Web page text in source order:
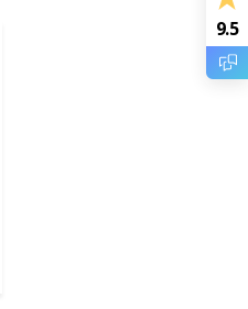
9.5